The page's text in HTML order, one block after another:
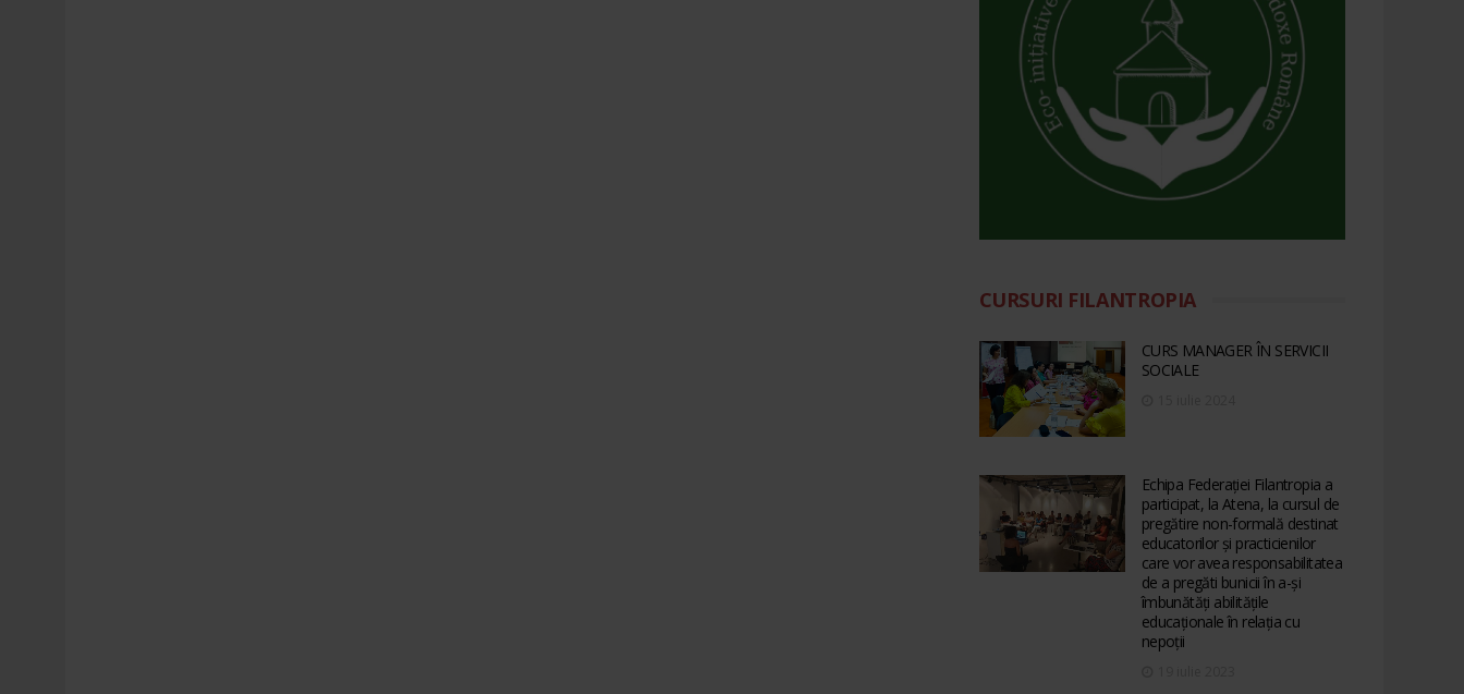
CURSURI FILANTROPIA
CURS MANAGER ÎN SERVICII
SOCIALE
Echipa Federației Filantropia a
participat, la Atena, la cursul de
pregătire non-formală destinat
educatorilor și practicienilor
care vor avea responsabilitatea
de a pregăti bunicii în a-și
îmbunătăți abilitățile
educaționale în relația cu
nepoții